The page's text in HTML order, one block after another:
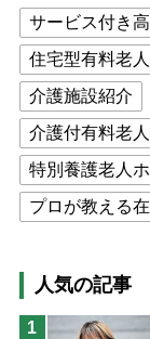
サービス付き
住宅型有料老
介護施設紹介
介護付有料老
特別養護老人
プロが教える
高木ブー
ケ
猫が母になつき
人気の記事
1